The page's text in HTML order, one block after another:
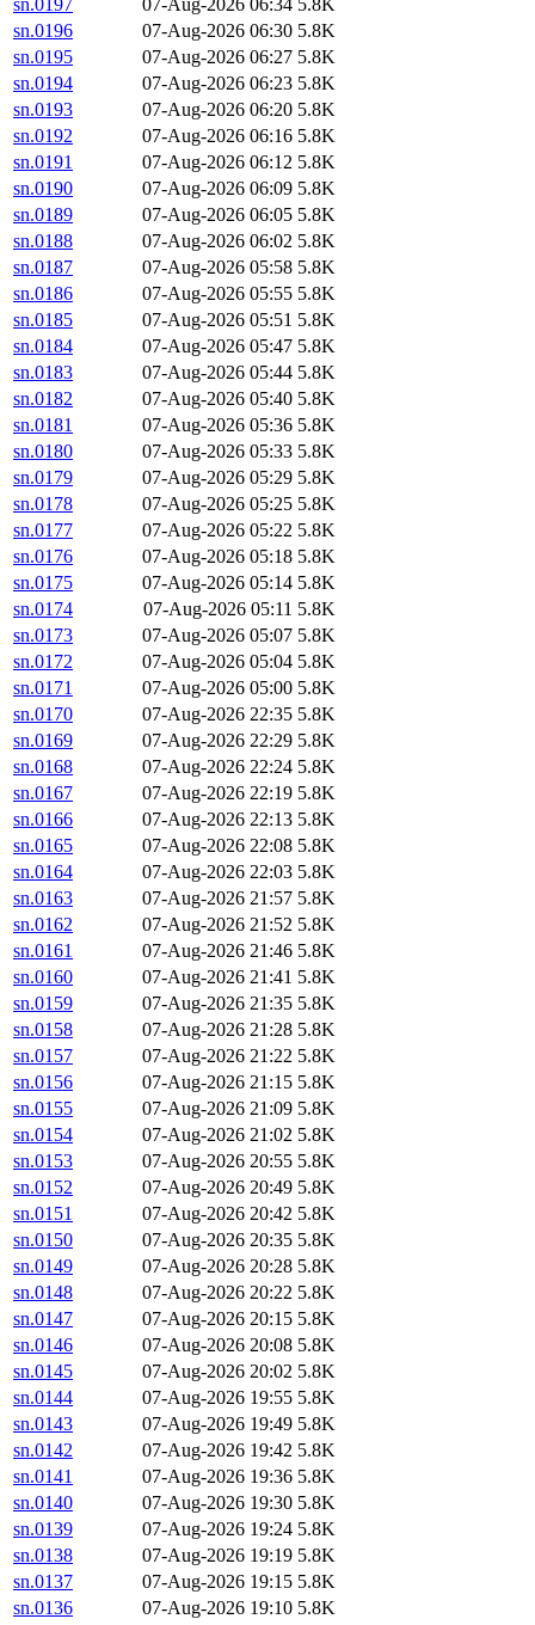
sn.0197
07-Aug-2026 06:34 5.8K
sn.0196
07-Aug-2026 06:30 5.8K
sn.0195
07-Aug-2026 06:27 5.8K
sn.0194
07-Aug-2026 06:23 5.8K
sn.0193
07-Aug-2026 06:20 5.8K
sn.0192
07-Aug-2026 06:16 5.8K
sn.0191
07-Aug-2026 06:12 5.8K
sn.0190
07-Aug-2026 06:09 5.8K
sn.0189
07-Aug-2026 06:05 5.8K
sn.0188
07-Aug-2026 06:02 5.8K
sn.0187
07-Aug-2026 05:58 5.8K
sn.0186
07-Aug-2026 05:55 5.8K
sn.0185
07-Aug-2026 05:51 5.8K
sn.0184
07-Aug-2026 05:47 5.8K
sn.0183
07-Aug-2026 05:44 5.8K
sn.0182
07-Aug-2026 05:40 5.8K
sn.0181
07-Aug-2026 05:36 5.8K
sn.0180
07-Aug-2026 05:33 5.8K
sn.0179
07-Aug-2026 05:29 5.8K
sn.0178
07-Aug-2026 05:25 5.8K
sn.0177
07-Aug-2026 05:22 5.8K
sn.0176
07-Aug-2026 05:18 5.8K
sn.0175
07-Aug-2026 05:14 5.8K
sn.0174
07-Aug-2026 05:11 5.8K
sn.0173
07-Aug-2026 05:07 5.8K
sn.0172
07-Aug-2026 05:04 5.8K
sn.0171
07-Aug-2026 05:00 5.8K
sn.0170
07-Aug-2026 22:35 5.8K
sn.0169
07-Aug-2026 22:29 5.8K
sn.0168
07-Aug-2026 22:24 5.8K
sn.0167
07-Aug-2026 22:19 5.8K
sn.0166
07-Aug-2026 22:13 5.8K
sn.0165
07-Aug-2026 22:08 5.8K
sn.0164
07-Aug-2026 22:03 5.8K
sn.0163
07-Aug-2026 21:57 5.8K
sn.0162
07-Aug-2026 21:52 5.8K
sn.0161
07-Aug-2026 21:46 5.8K
sn.0160
07-Aug-2026 21:41 5.8K
sn.0159
07-Aug-2026 21:35 5.8K
sn.0158
07-Aug-2026 21:28 5.8K
sn.0157
07-Aug-2026 21:22 5.8K
sn.0156
07-Aug-2026 21:15 5.8K
sn.0155
07-Aug-2026 21:09 5.8K
sn.0154
07-Aug-2026 21:02 5.8K
sn.0153
07-Aug-2026 20:55 5.8K
sn.0152
07-Aug-2026 20:49 5.8K
sn.0151
07-Aug-2026 20:42 5.8K
sn.0150
07-Aug-2026 20:35 5.8K
sn.0149
07-Aug-2026 20:28 5.8K
sn.0148
07-Aug-2026 20:22 5.8K
sn.0147
07-Aug-2026 20:15 5.8K
sn.0146
07-Aug-2026 20:08 5.8K
sn.0145
07-Aug-2026 20:02 5.8K
sn.0144
07-Aug-2026 19:55 5.8K
sn.0143
07-Aug-2026 19:49 5.8K
sn.0142
07-Aug-2026 19:42 5.8K
sn.0141
07-Aug-2026 19:36 5.8K
sn.0140
07-Aug-2026 19:30 5.8K
sn.0139
07-Aug-2026 19:24 5.8K
sn.0138
07-Aug-2026 19:19 5.8K
sn.0137
07-Aug-2026 19:15 5.8K
sn.0136
07-Aug-2026 19:10 5.8K